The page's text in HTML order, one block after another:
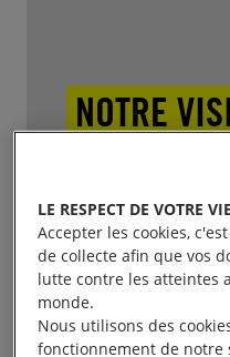
NOTRE
Découvrez les
notre projet
de mise en place
LE RESPECT DE VOTRE
Accepter les cookies,
de collecte afin que vos
lutte contre les atteintes
monde.
Nous utilisons des
fonctionnement de notre